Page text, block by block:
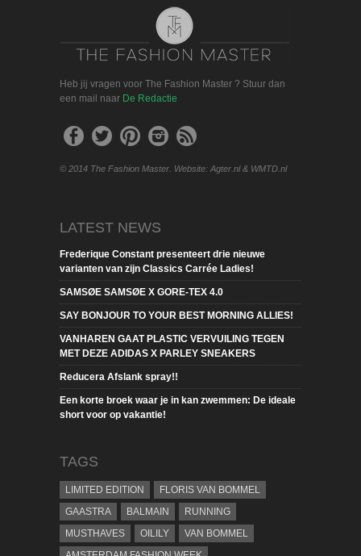
Heb jij vragen voor The Fashion Master ? Stuur dan
een mail naar De Redactie
© 2014 The Fashion Master. Website: Agter.nl & WMTD.nl
LATEST NEWS
Frederique Constant presenteert drie nieuwe
varianten van zijn Classics Carrée Ladies!
SAMSØE SAMSØE X GORE-TEX 4.0
SAY BONJOUR TO YOUR BEST MORNING ALLIES!
VANHAREN GAAT PLASTIC VERVUILING TEGEN
MET DEZE ADIDAS X PARLEY SNEAKERS
Reducera Afslank spray!!
Een korte broek waar je in kan zwemmen: De ideale
short voor op vakantie!
TAGS
LIMITED EDITION
FLORIS VAN BOMMEL
GAASTRA
BALMAIN
RUNNING
MUSTHAVES
OILILY
VAN BOMMEL